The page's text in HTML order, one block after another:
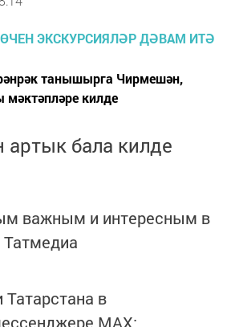
танышырга Чирмешән,
килде
артык бала килде
важным и интересным в
Татмедиа
Татарстана в
MАХ: